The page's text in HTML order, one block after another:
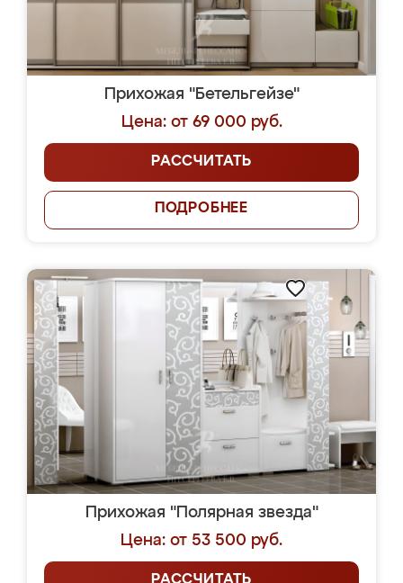
Прихожая "Бетельгейзе"
Цена: от 69 000 руб.
РАССЧИТАТЬ
ПОДРОБНЕЕ
Прихожая "Полярная звезда"
Цена: от 53 500 руб.